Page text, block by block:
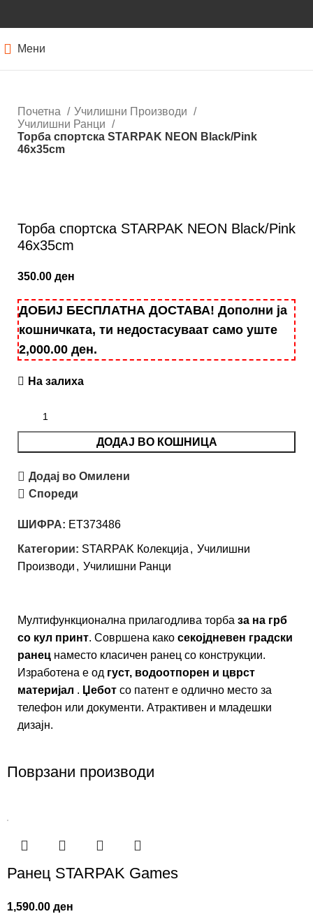
Мени
Почетна
Училишни Производи
Училишни Ранци
Торба спортска STARPAK NEON Black/Pink
46х35cm
Торба спортска STARPAK NEON Black/Pink
46х35cm
350.00 ден
ДОБИЈ БЕСПЛАТНА ДОСТАВА! Дополни ја
кошничката, ти недостасуваат само уште
2,000.00 ден.
На залиха
ДОДАЈ ВО КОШНИЦА
Додај во Омилени
Спореди
ШИФРА: ET373486
Категории: STARPAK Колекција , Училишни
Производи , Училишни Ранци
Мултифункционална прилагодлива торба за на грб
со кул принт. Совршенa како секојдневен градски
ранец наместо класичен ранец со конструкции.
Изработена е од густ, водоотпорен и цврст
материјал . Џебот со патент е одлично место за
телефон или документи. Атрактивен и младешки
дизајн.
Поврзани производи
Ранец STARPAK Games
1,590.00ден